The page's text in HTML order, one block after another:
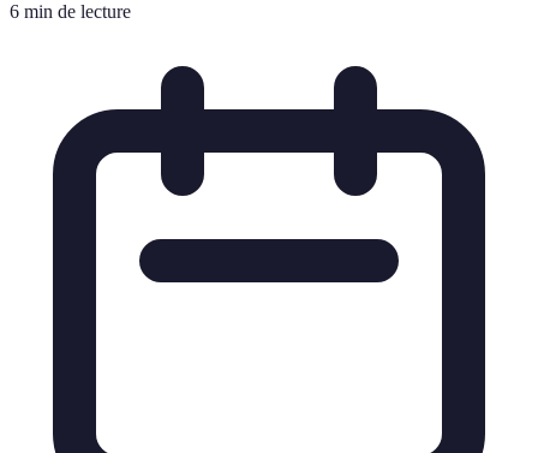
6 min de lecture